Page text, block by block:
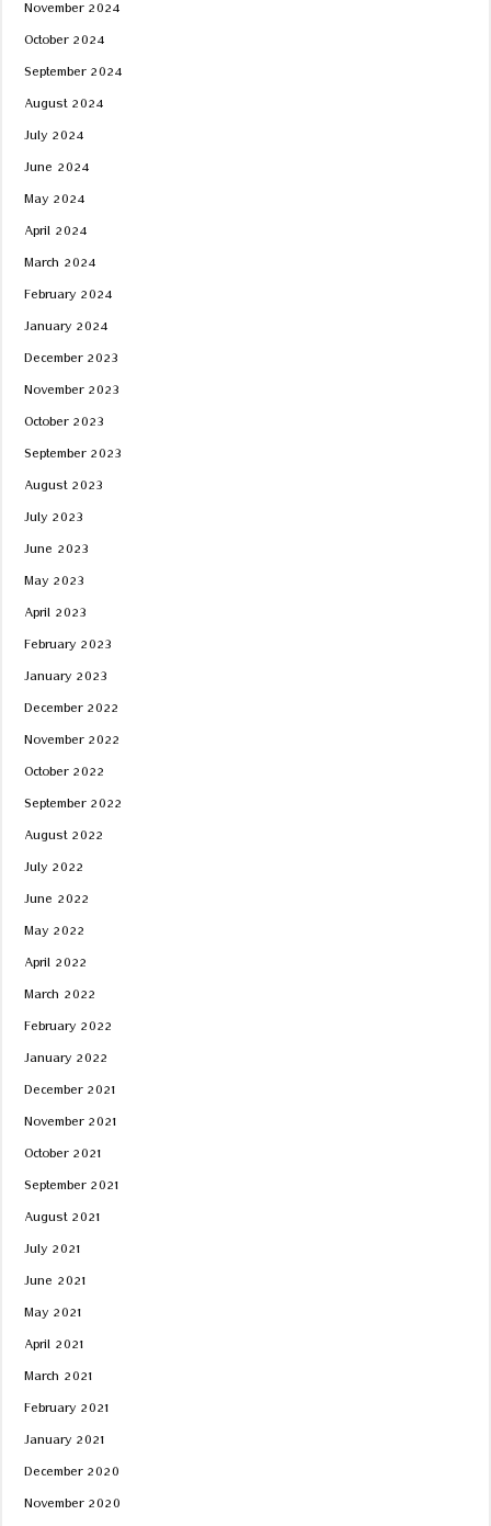
November 2024
October 2024
September 2024
August 2024
July 2024
June 2024
May 2024
April 2024
March 2024
February 2024
January 2024
December 2023
November 2023
October 2023
September 2023
August 2023
July 2023
June 2023
May 2023
April 2023
February 2023
January 2023
December 2022
November 2022
October 2022
September 2022
August 2022
July 2022
June 2022
May 2022
April 2022
March 2022
February 2022
January 2022
December 2021
November 2021
October 2021
September 2021
August 2021
July 2021
June 2021
May 2021
April 2021
March 2021
February 2021
January 2021
December 2020
November 2020